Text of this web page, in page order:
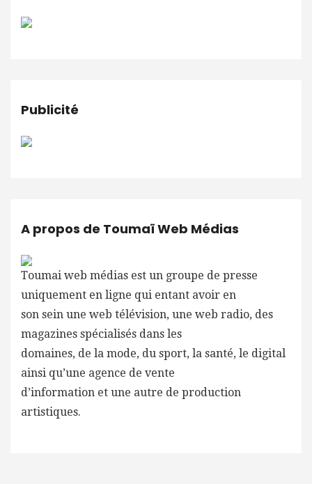
Publicité
A propos de Toumaï Web Médias
Toumai web médias est un groupe de presse
uniquement en ligne qui entant avoir en
son sein une web télévision, une web radio, des
magazines spécialisés dans les
domaines, de la mode, du sport, la santé, le digital
ainsi qu’une agence de vente
d’information et une autre de production
artistiques.